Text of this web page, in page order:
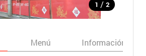
1 / 2
Menú Información